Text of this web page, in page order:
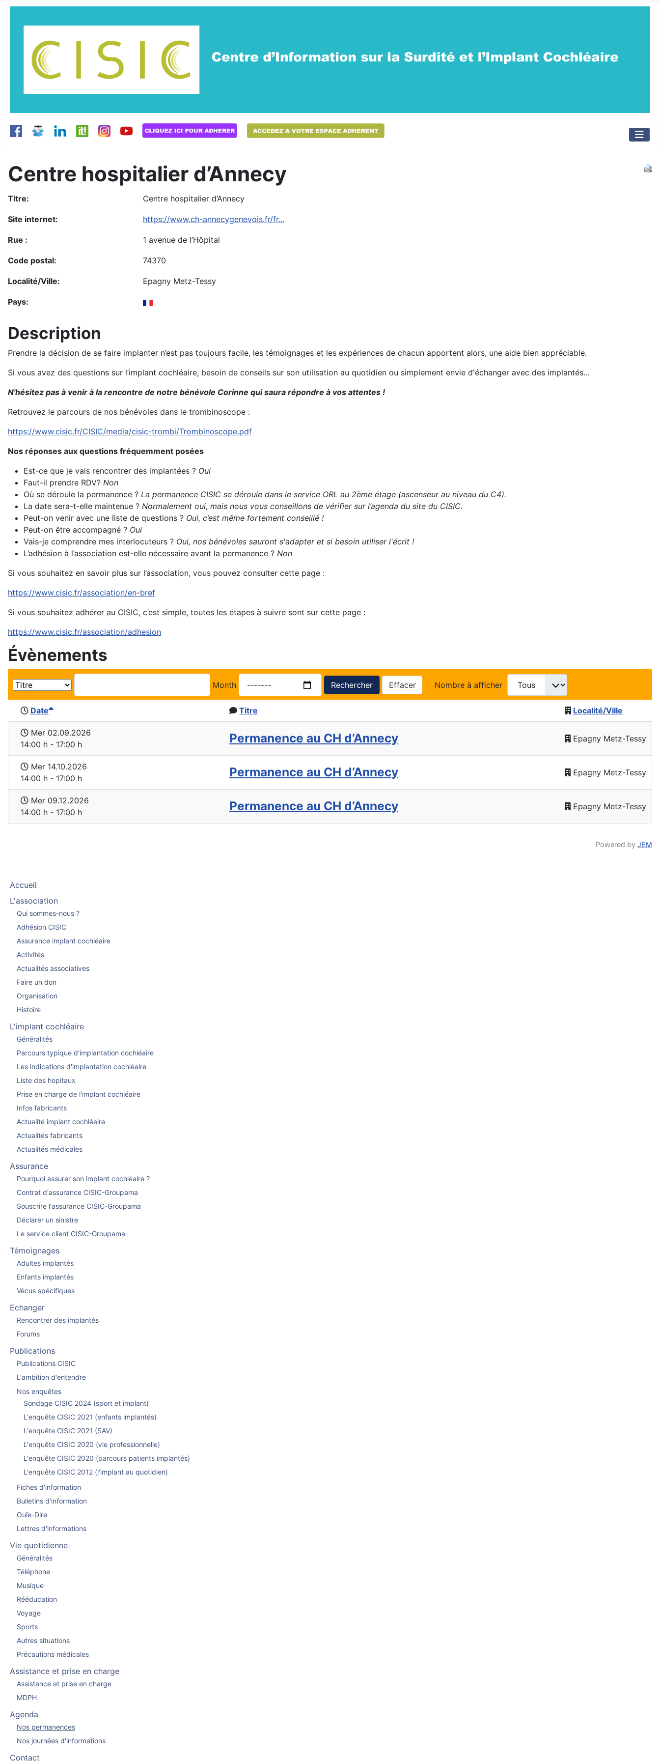
Centre hospitalier d’Annecy
Titre: Centre hospitalier d’Annecy
Site internet: https://www.ch-annecygenevois.fr/fr...
Rue : 1 avenue de l’Hôpital
Code postal: 74370
Localité/Ville: Epagny Metz-Tessy
Pays:
Description
Prendre la décision de se faire implanter n’est pas toujours facile, les témoignages et les expériences de chacun apportent alors, une aide bien appréciable.
Si vous avez des questions sur l’implant cochléaire, besoin de conseils sur son utilisation au quotidien ou simplement envie d'échanger avec des implantés…
N'hésitez pas à venir à la rencontre de notre bénévole Corinne qui saura répondre à vos attentes !
Retrouvez le parcours de nos bénévoles dans le trombinoscope :
https://www.cisic.fr/CISIC/media/cisic-trombi/Trombinoscope.pdf
Nos réponses aux questions fréquemment posées
Est-ce que je vais rencontrer des implantées ? Oui
Faut-il prendre RDV? Non
Où se déroule la permanence ? La permanence CISIC se déroule dans le service ORL au 2ème étage (ascenseur au niveau du C4).
La date sera-t-elle maintenue ? Normalement oui, mais nous vous conseillons de vérifier sur l’agenda du site du CISIC.
Peut-on venir avec une liste de questions ? Oui, c’est même fortement conseillé !
Peut-on être accompagné ? Oui
Vais-je comprendre mes interlocuteurs ? Oui, nos bénévoles sauront s'adapter et si besoin utiliser l'écrit !
L’adhésion à l’association est-elle nécessaire avant la permanence ? Non
Si vous souhaitez en savoir plus sur l’association, vous pouvez consulter cette page :
https://www.cisic.fr/association/en-bref
Si vous souhaitez adhérer au CISIC, c’est simple, toutes les étapes à suivre sont sur cette page :
https://www.cisic.fr/association/adhesion
Évènements
Month Rechercher Effacer Nombre à afficher
Date Titre Localité/Ville
Mer 02.09.2026
14:00 h - 17:00 h
Permanence au CH d’Annecy Epagny Metz-Tessy
Mer 14.10.2026
14:00 h - 17:00 h
Permanence au CH d’Annecy Epagny Metz-Tessy
Mer 09.12.2026
14:00 h - 17:00 h
Permanence au CH d’Annecy Epagny Metz-Tessy
Powered by JEM
Accueil
L'association
Qui sommes-nous ?
Adhésion CISIC
Assurance implant cochléaire
Activités
Actualités associatives
Faire un don
Organisation
Histoire
L'implant cochléaire
Généralités
Parcours typique d'implantation cochléaire
Les indications d'implantation cochléaire
Liste des hopitaux
Prise en charge de l'implant cochléaire
Infos fabricants
Actualité implant cochléaire
Actualités fabricants
Actualités médicales
Assurance
Pourquoi assurer son implant cochléaire ?
Contrat d'assurance CISIC-Groupama
Souscrire l'assurance CISIC-Groupama
Déclarer un sinistre
Le service client CISIC-Groupama
Témoignages
Adultes implantés
Enfants implantés
Vécus spécifiques
Echanger
Rencontrer des implantés
Forums
Publications
Publications CISIC
L'ambition d'entendre
Nos enquêtes
Sondage CISIC 2024 (sport et implant)
L'enquête CISIC 2021 (enfants implantés)
L'enquête CISIC 2021 (SAV)
L'enquête CISIC 2020 (vie professionnelle)
L'enquête CISIC 2020 (parcours patients implantés)
L'enquête CISIC 2012 (l'implant au quotidien)
Fiches d'information
Bulletins d'information
Ouïe-Dire
Lettres d'informations
Vie quotidienne
Généralités
Téléphone
Musique
Rééducation
Voyage
Sports
Autres situations
Précautions médicales
Assistance et prise en charge
Assistance et prise en charge
MDPH
Agenda
Nos permanences
Nos journées d'informations
Contact